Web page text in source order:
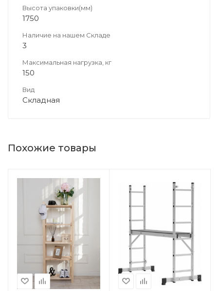
Высота упаковки(мм)
1750
Наличие на нашем Складе
3
Максимальная нагрузка, кг
150
Вид
Складная
Похожие товары